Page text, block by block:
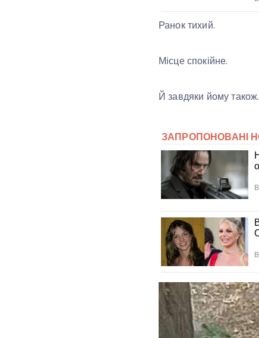
Ранок тихий.
Місце спокійне.
Й завдяки йому також.